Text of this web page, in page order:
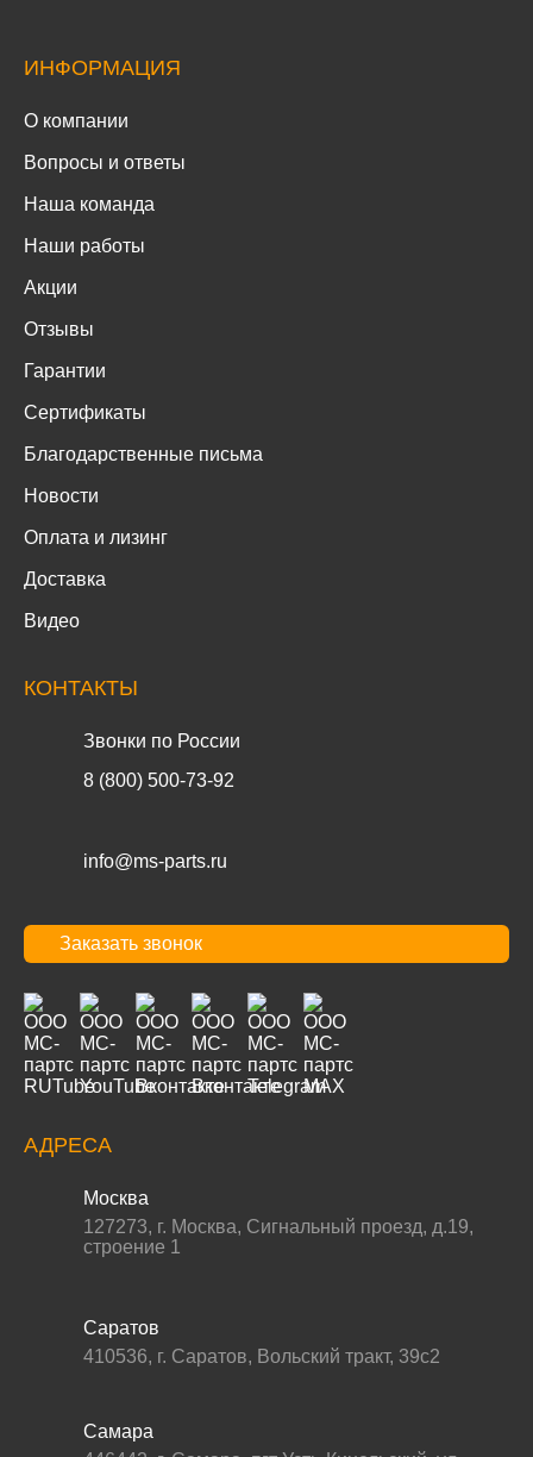
ИНФОРМАЦИЯ
О компании
Вопросы и ответы
Наша команда
Наши работы
Акции
Отзывы
Гарантии
Сертификаты
Благодарственные письма
Новости
Оплата и лизинг
Доставка
Видео
КОНТАКТЫ
Звонки по России
8 (800) 500-73-92
info@ms-parts.ru
Заказать звонок
АДРЕСА
Москва
127273, г. Москва, Сигнальный проезд, д.19,
строение 1
Саратов
410536, г. Саратов, Вольский тракт, 39с2
Самара